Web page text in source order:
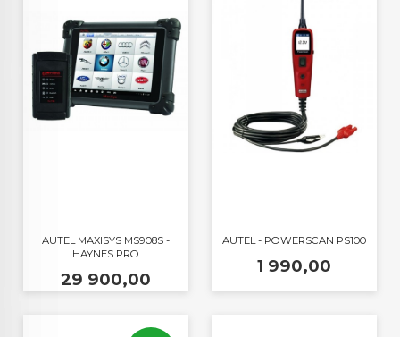
AUTEL MAXISYS MS908S -
HAYNES PRO
Pris
29 900,00
AUTEL - POWERSCAN PS100
Pris
1 990,00